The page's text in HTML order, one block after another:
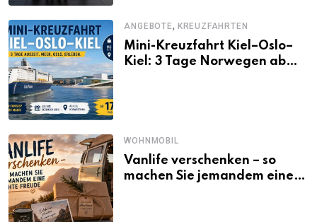
ANGEBOTE, KREUZFAHRTEN
Mini-Kreuzfahrt Kiel–Oslo–
Kiel: 3 Tage Norwegen ab
WOHNMOBIL
Vanlife verschenken – so
machen Sie jemandem eine